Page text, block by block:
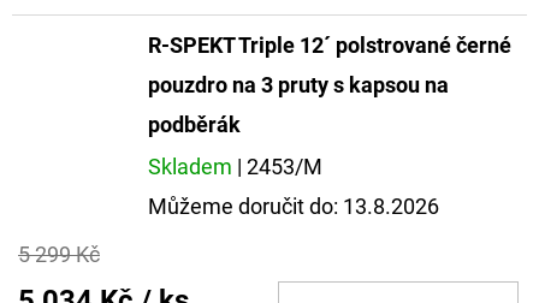
cena:
R-SPEKT Triple 12´ polstrované černé
pouzdro na 3 pruty s kapsou na
podběrák
Skladem | 2453/M
Můžeme doručit do: 13.8.2026
5 299 Kč